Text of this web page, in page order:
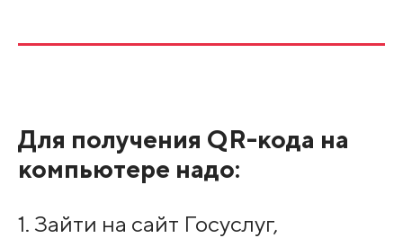
Для получения QR-кода на
компьютере надо:
1. Зайти на сайт Госуслуг,